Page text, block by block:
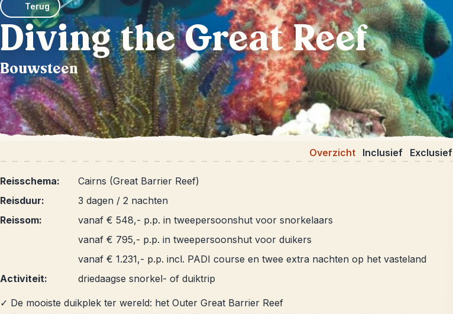
Terug
Diving the Great Reef
Bouwsteen
Overzicht Inclusief Exclusief
Reisschema:
Cairns (Great Barrier Reef)
Reisduur:
3 dagen / 2 nachten
Reissom:
vanaf € 548,- p.p. in tweepersoonshut voor snorkelaars
vanaf € 795,- p.p. in tweepersoonshut voor duikers
vanaf € 1.231,- p.p. incl. PADI course en twee extra nachten op het vasteland
Activiteit:
driedaagse snorkel- of duiktrip
✓ De mooiste duikplek ter wereld: het Outer Great Barrier Reef